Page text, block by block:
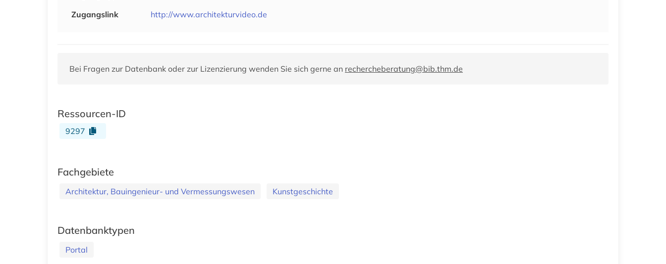
Zugangslink
http://www.architekturvideo.de
Bei Fragen zur Datenbank oder zur Lizenzierung wenden Sie sich gerne an rechercheberatung@bib.thm.de
Ressourcen-ID
9297
Fachgebiete
Architektur, Bauingenieur- und Vermessungswesen Kunstgeschichte
Datenbanktypen
Portal